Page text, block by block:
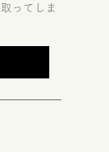
ってしま